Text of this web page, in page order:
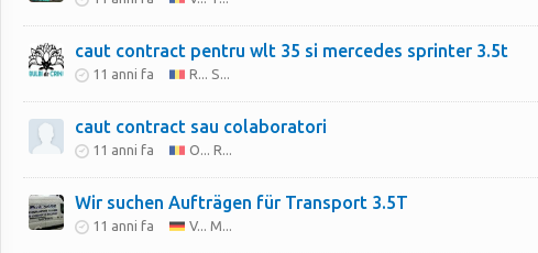
caut contract pentru wlt 35 si mercedes sprinter 3.5t
11 anni fa R... S...
caut contract sau colaboratori
11 anni fa O... R...
Wir suchen Aufträgen für Transport 3.5T
11 anni fa V... M...